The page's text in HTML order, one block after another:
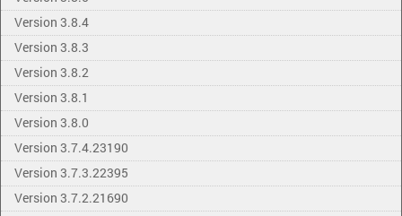
Version 3.8.4
Version 3.8.3
Version 3.8.2
Version 3.8.1
Version 3.8.0
Version 3.7.4.23190
Version 3.7.3.22395
Version 3.7.2.21690